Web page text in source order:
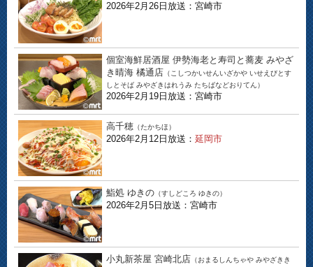
2026年2月26日放送：宮崎市
個室海鮮居酒屋 伊勢海老と寿司と蕎麦 みやざ
き晴海 橘通店 （こしつかいせんいざかや いせえびとす
しとそば みやざきはれうみ たちばなどおりてん）
2026年2月19日放送：宮崎市
高千穂 （たかちほ）
2026年2月12日放送： 延岡市
鮨処 ゆきの （すしどころ ゆきの）
2026年2月5日放送：宮崎市
小丸新茶屋 宮崎北店 （おまるしんちゃや みやざきき